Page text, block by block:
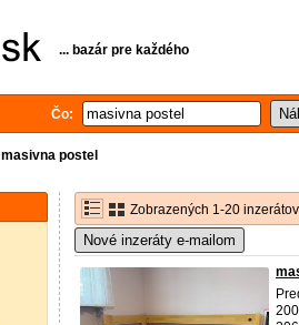
... bazár pre každého
Čo:
masivna postel
Zobrazených 1-20
Nové inzeráty e-mailom